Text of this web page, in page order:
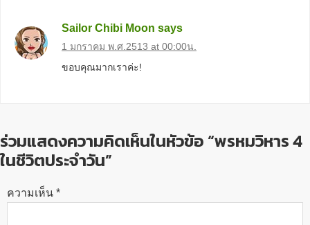
Sailor Chibi Moon says
1 มกราคม พ.ศ.2513 at 00:00น.
ขอบคุณมากเราค่ะ!
ร่วมแสดงความคิดเห็นในหัวข้อ “พรหมวิหาร 4
ในชีวิตประจำวัน”
ความเห็น *